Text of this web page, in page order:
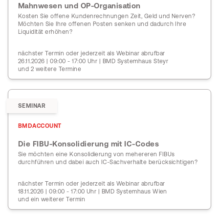
Mahnwesen und OP-Organisation
Kosten Sie offene Kundenrechnungen Zeit, Geld und Nerven?
Möchten Sie Ihre offenen Posten senken und dadurch Ihre
Liquidität erhöhen?
nächster Termin oder jederzeit als Webinar abrufbar
26.11.2026 | 09:00 - 17:00 Uhr | BMD Systemhaus Steyr
und 2 weitere Termine
SEMINAR
BMDACCOUNT
Die FIBU-Konsolidierung mit IC-Codes
Sie möchten eine Konsolidierung von mehereren FIBUs
durchführen und dabei auch IC-Sachverhalte berücksichtigen?
nächster Termin oder jederzeit als Webinar abrufbar
18.11.2026 | 09:00 - 17:00 Uhr | BMD Systemhaus Wien
und ein weiterer Termin